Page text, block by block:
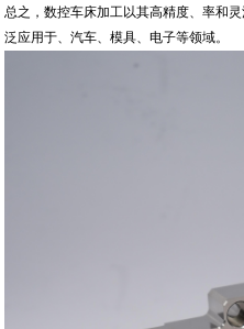
总之，数控车床加工以其高精度、率和
泛应用于、汽车、模具、电子等领域。